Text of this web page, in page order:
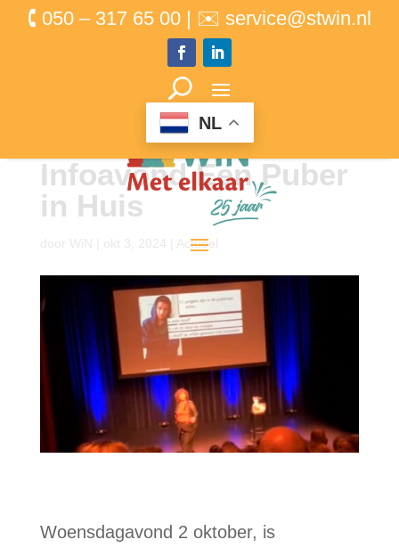
🕻 050 – 317 65 00 | ✉ service@stwin.nl
NL
Infoavond Een Puber
in Huis
Actueel
Woensdagavond 2 oktober, is